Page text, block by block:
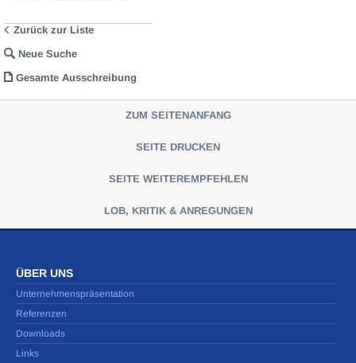
Zurück zur Liste
Neue Suche
Gesamte Ausschreibung
ZUM SEITENANFANG
SEITE DRUCKEN
SEITE WEITEREMPFEHLEN
LOB, KRITIK & ANREGUNGEN
ÜBER UNS
Unternehmenspräsentation
Referenzen
Downloads
Links